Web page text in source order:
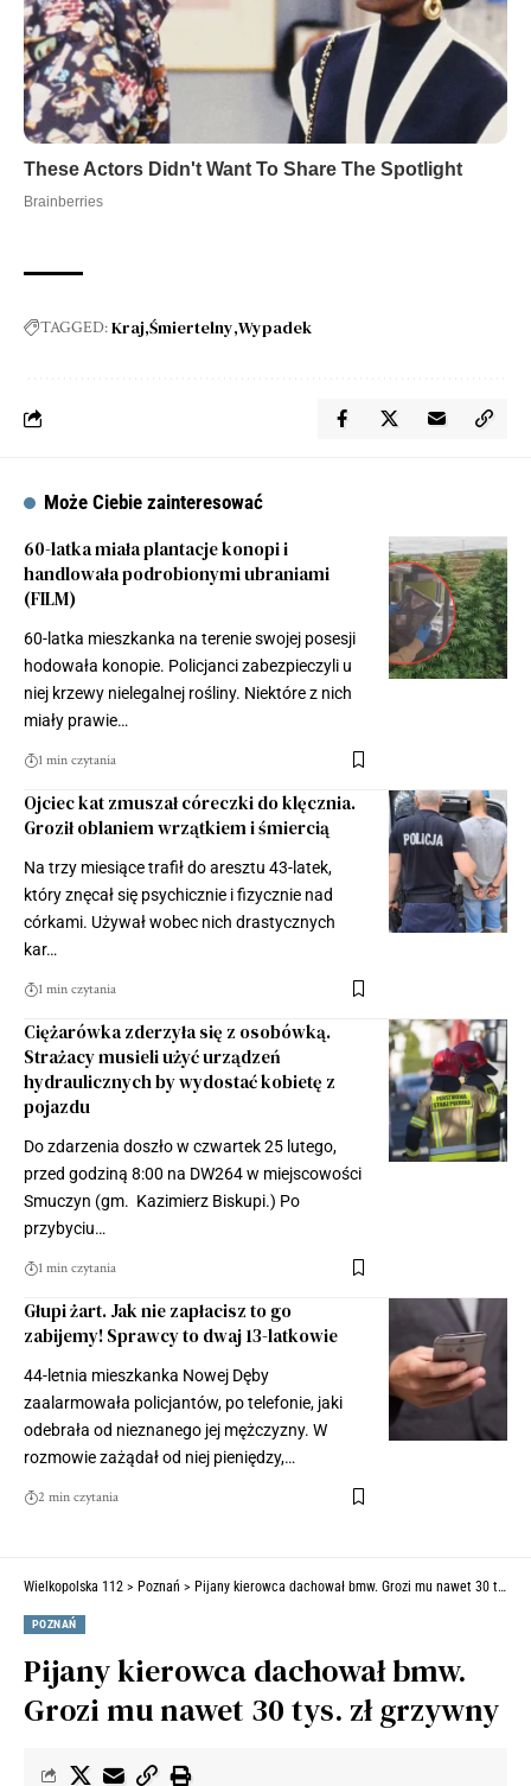
TAGGED:Kraj Śmiertelny Wypadek
Może Ciebie zainteresować
60-latka miała plantacje konopi i
handlowała podrobionymi ubraniami
(FILM)
60-latka mieszkanka na terenie swojej posesji
hodowała konopie. Policjanci zabezpieczyli u
niej krzewy nielegalnej rośliny. Niektóre z nich
miały prawie…
1 min czytania
Ojciec kat zmuszał córeczki do klęcznia.
Groził oblaniem wrzątkiem i śmiercią
Na trzy miesiące trafił do aresztu 43-latek,
który znęcał się psychicznie i fizycznie nad
córkami. Używał wobec nich drastycznych
kar…
1 min czytania
Ciężarówka zderzyła się z osobówką.
Strażacy musieli użyć urządzeń
hydraulicznych by wydostać kobietę z
pojazdu
Do zdarzenia doszło w czwartek 25 lutego,
przed godziną 8:00 na DW264 w miejscowości
Smuczyn (gm. Kazimierz Biskupi.) Po
przybyciu…
1 min czytania
Głupi żart. Jak nie zapłacisz to go
zabijemy! Sprawcy to dwaj 13-latkowie
44-letnia mieszkanka Nowej Dęby
zaalarmowała policjantów, po telefonie, jaki
odebrała od nieznanego jej mężczyzny. W
rozmowie zażądał od niej pieniędzy,…
2 min czytania
Wielkopolska 112 > Poznań > Pijany kierowca dachował bmw. Grozi mu nawet 30 tys. zł grzywny
POZNAŃ
Pijany kierowca dachował bmw.
Grozi mu nawet 30 tys. zł grzywny